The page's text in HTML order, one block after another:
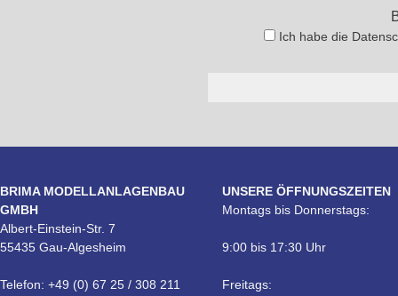
Ich habe die
BRIMA MODELLANLAGENBAU
GMBH
Albert-Einstein-Str. 7
55435 Gau-Algesheim
Telefon: +49 (0) 67 25 / 308 211
UNSERE ÖFFNUNGSZEITEN
Montags bis Donnerstags:
9:00 bis 17:30 Uhr
Freitags: